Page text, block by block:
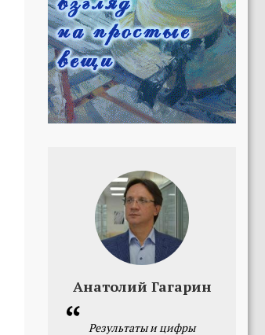
Анатолий Гагарин
Результаты и цифры